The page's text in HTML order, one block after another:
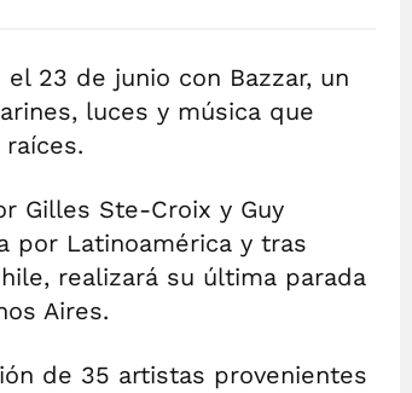
23 de junio con Bazzar, un
luces y música que
Gilles Ste-Croix y Guy
por Latinoamérica y tras
realizará su última parada
Aires.
de 35 artistas provenientes